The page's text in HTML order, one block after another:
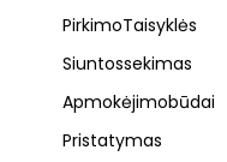
Pirkimo Taisyklės
Siuntos sekimas
Apmokėjimo būdai
Pristatymas